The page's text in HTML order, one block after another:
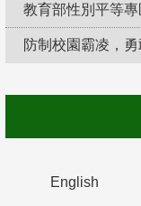
教育部性別平等專
防制校園霸凌，勇
English